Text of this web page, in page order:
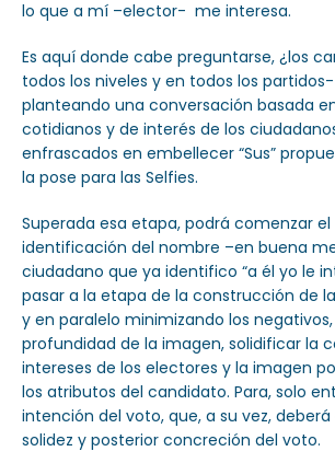
lo que a mí –elector- me interesa.
Es aquí donde cabe preguntarse, ¿los
todos los niveles y en todos los
planteando una conversación basada
cotidianos y de interés de los
enfrascados en embellecer “Sus”
la pose para las Selfies.
Superada esa etapa, podrá comenzar
identificación del nombre –en buena
ciudadano que ya identifico “a él yo le
pasar a la etapa de la construcción de
y en paralelo minimizando los
profundidad de la imagen, solidificar la
intereses de los electores y la imagen
los atributos del candidato. Para, solo
intención del voto, que, a su vez,
solidez y posterior concreción del voto.